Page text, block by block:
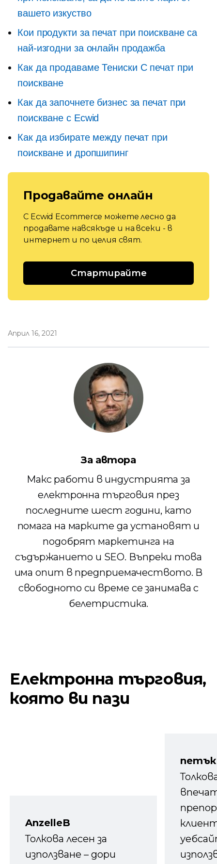
вашето изкуство
Кои продукти за печат при поискване са
най-изгодни за онлайн продажба
Как да продавамеТениски С печат при
поискване
Как да започнете бизнес за печат при
поискване с Ecwid
Как да избирате между печат при
поискване и дропшипинг
Продавайте онлайн
С Ecwid Ecommerce можете лесно да
продавате навсякъде и на всеки - в
интернет и по целия свят.
Стартирайте
Април 16, 2021
За автора
Макс работи в индустрията за
електронна търговия през
последните шест години, като
помага на марките да установят и
подобрят маркетинга на
съдържанието и SEO. Въпреки това
има опит в предприемачеството. В
свободното си време се занимава с
белетристика.
Електронна търговия,
която ви пази
AnzelleB
Толкова лесен за
използване – дори